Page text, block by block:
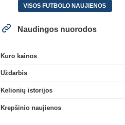
VISOS FUTBOLO NAUJIENOS
Naudingos nuorodos
Kuro kainos
Uždarbis
Kelionių istorijos
Krepšinio naujienos